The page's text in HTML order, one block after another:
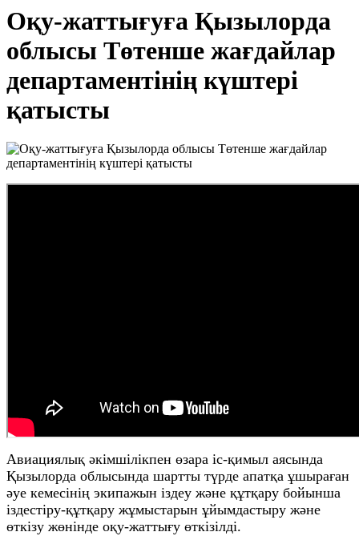
Оқу-жаттығуға Қызылорда
облысы Төтенше жағдайлар
департаментінің күштері
қатысты
Авиациялық әкімшілікпен өзара іс-қимыл аясында
Қызылорда облысында шартты түрде апатқа ұшыраған
әуе кемесінің экипажын іздеу және құтқару бойынша
іздестіру-құтқару жұмыстарын ұйымдастыру және
өткізу жөнінде оқу-жаттығу өткізілді.